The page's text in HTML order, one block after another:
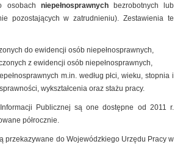
osobach niepełnosprawnych bezrobotnych lub
pozostających w zatrudnieniu). Zestawienia te
do ewidencji osób niepełnosprawnych,
z ewidencji osób niepełnosprawnych,
m.in. według płci, wieku, stopnia i
wykształcenia oraz stażu pracy.
Publicznej są one dostępne od 2011 r.
półrocznie.
przekazywane do Wojewódzkiego Urzędu Pracy w